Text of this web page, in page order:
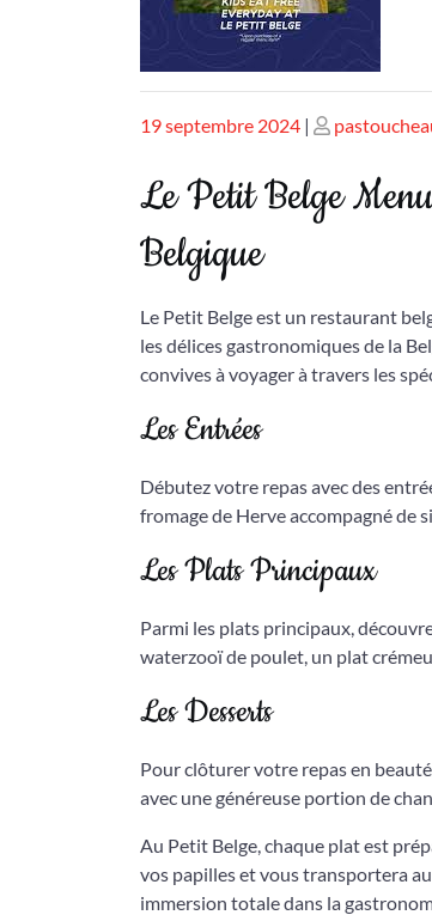
Publié
19 septembre 2024 | Publié
Le Petit Belge
Belgique
Le Petit Belge est un restaurant
les délices gastronomiques de la
convives à voyager à travers les
Les Entrées
Débutez votre repas avec des
fromage de Herve accompagné de
Les Plats Principaux
Parmi les plats principaux,
waterzooï de poulet, un plat
Les Desserts
Pour clôturer votre repas en
avec une généreuse portion de
Au Petit Belge, chaque plat est
vos papilles et vous transportera
immersion totale dans la